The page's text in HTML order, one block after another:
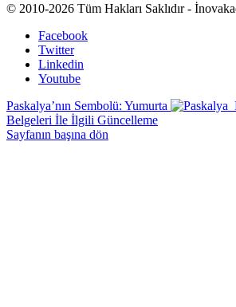
© 2010-2026 Tüm Hakları Saklıdır -
Facebook
Twitter
Linkedin
Youtube
Paskalya’nın Sembolü: Yumurta
Belgeleri İle İlgili Güncelleme
Sayfanın başına dön